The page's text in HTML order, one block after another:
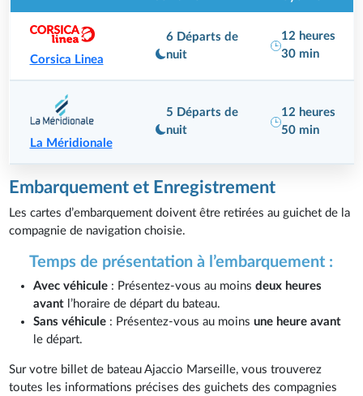
Corsica Linea
6 Départs de
nuit
12 heures
30 min
La Méridionale
5 Départs de
nuit
12 heures
50 min
Embarquement et Enregistrement
Les cartes d’embarquement doivent être retirées au guichet de la
compagnie de navigation choisie.
Temps de présentation à l’embarquement :
Avec véhicule : Présentez-vous au moinsdeux heures
avant l’horaire de départ du bateau.
Sans véhicule : Présentez-vous au moinsune heure avant
le départ.
Sur votre billet de bateau Ajaccio Marseille, vous trouverez
toutes les informations précises des guichets des compagnies